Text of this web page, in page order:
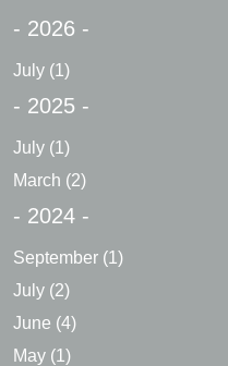
- 2026 -
July (1)
- 2025 -
July (1)
March (2)
- 2024 -
September (1)
July (2)
June (4)
May (1)